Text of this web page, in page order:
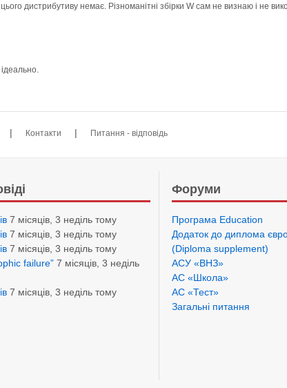
дистрибутиву немає. Різноманітні збірки W сам не визнаю і не
| Контакти | Питання - відповідь
7 місяців, 3 неділь тому
7 місяців, 3 неділь тому
7 місяців, 3 неділь тому
failure” 7 місяців, 3 неділь
7 місяців, 3 неділь тому
Форуми
Програма Eduсation
Додаток до диплома
(Diploma supplement)
АСУ «ВНЗ»
АС «Школа»
АС «Тест»
Загальні питання